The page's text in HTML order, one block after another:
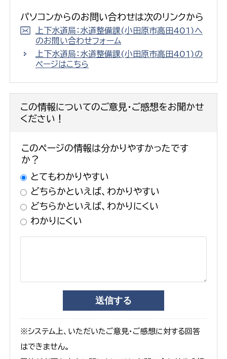
パソコンからのお問い合わせは次のリンクから
上下水道局：水道整備課(小田原市高田401)へ
のお問い合わせフォーム
上下水道局：水道整備課(小田原市高田401)の
ページはこちら
この情報についてのご意見・ご感想をお聞かせ
ください！
このページの情報は分かりやすかったです
か？
とてもわかりやすい
どちらかといえば、わかりやすい
どちらかといえば、わかりにくい
わかりにくい
※システム上、いただいたご意見・ご感想に対する回答
はできません。